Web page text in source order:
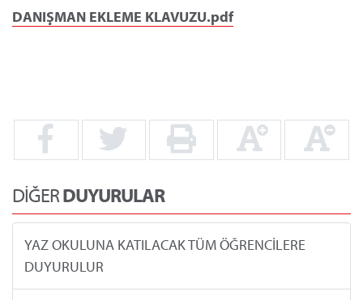
DANIŞMAN EKLEME KLAVUZU.pdf
DİĞERDUYURULAR
YAZ OKULUNA KATILACAK TÜM ÖĞRENCİLERE
DUYURULUR